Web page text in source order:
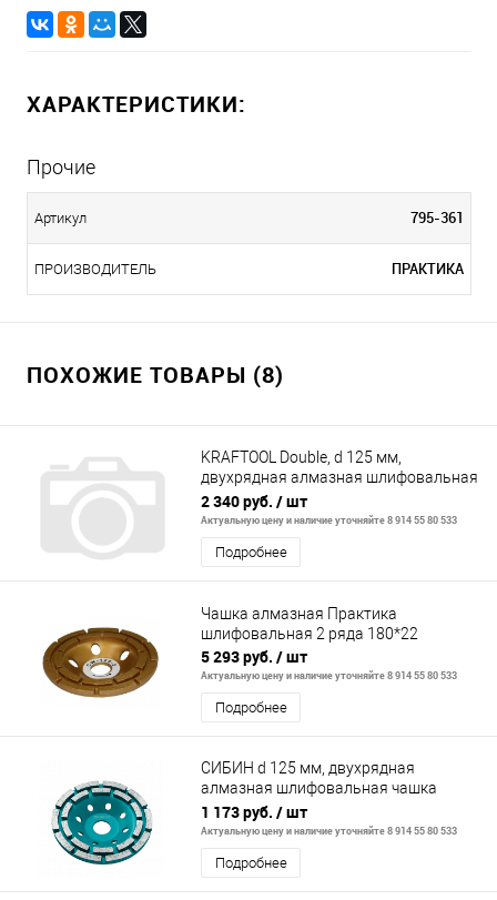
ХАРАКТЕРИСТИКИ:
Прочие
Артикул 795-361
ПРОИЗВОДИТЕЛЬ ПРАКТИКА
ПОХОЖИЕ ТОВАРЫ (8)
KRAFTOOL Double, d 125 мм,
двухрядная алмазная шлифовальная
чашка, INDUSTRIAL (33369-125)
2 340 руб. / шт
Актуальную цену и наличие уточняйте 8 914 55 80 533
Подробнее
Чашка алмазная Практика
шлифовальная 2 ряда 180*22
5 293 руб. / шт
Актуальную цену и наличие уточняйте 8 914 55 80 533
Подробнее
СИБИН d 125 мм, двухрядная
алмазная шлифовальная чашка
(33441-125)
1 173 руб. / шт
Актуальную цену и наличие уточняйте 8 914 55 80 533
Подробнее